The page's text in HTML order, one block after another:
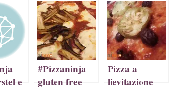
e
#Pizzaninja
gluten free
Pizza a
lievitazione